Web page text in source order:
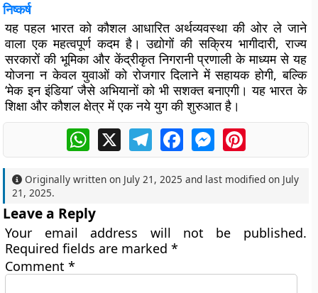
निष्कर्ष
यह पहल भारत को कौशल आधारित अर्थव्यवस्था की ओर ले जाने
वाला एक महत्वपूर्ण कदम है। उद्योगों की सक्रिय भागीदारी, राज्य
सरकारों की भूमिका और केंद्रीकृत निगरानी प्रणाली के माध्यम से यह
योजना न केवल युवाओं को रोजगार दिलाने में सहायक होगी, बल्कि
‘मेक इन इंडिया’ जैसे अभियानों को भी सशक्त बनाएगी। यह भारत के
शिक्षा और कौशल क्षेत्र में एक नये युग की शुरुआत है।
WhatsApp
X TelegramFacebookMessengerPinterest
Originally written on July 21, 2025 and last modified on July
21, 2025.
Leave a Reply
Your email address will not be published.
Required fields are marked*
Comment*